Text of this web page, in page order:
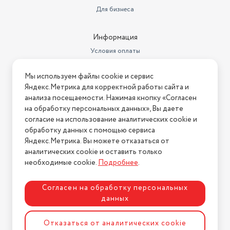
Для бизнеса
Информация
Условия оплаты
Условия возврата
Нашли ошибку на сайте? Напишите нам
2026 © Интернет-магазин "АстМаркет". У нас есть всё!
Политика конфиденциальности
Разработка сайтаASTDESIGN
Мы используем файлы cookie и сервис
Яндекс.Метрика для корректной работы сайта и
анализа посещаемости. Нажимая кнопку «Согласен
на обработку персональных данных», Вы даете
согласие на использование аналитических cookie и
обработку данных с помощью сервиса
Яндекс.Метрика. Вы можете отказаться от
аналитических cookie и оставить только
необходимые cookie.Подробнее.
Согласен на обработку персональных
данных
Отказаться от аналитических cookie